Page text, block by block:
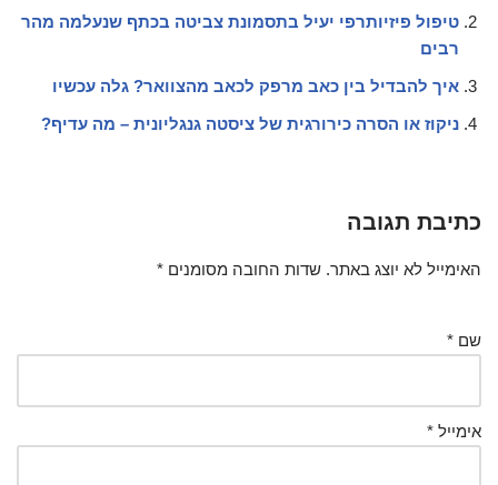
טיפול פיזיותרפי יעיל בתסמונת צביטה בכתף שנעלמה מהר
רבים
איך להבדיל בין כאב מרפק לכאב מהצוואר? גלה עכשיו
ניקוז או הסרה כירורגית של ציסטה גנגליונית – מה עדיף?
כתיבת תגובה
האימייל לא יוצג באתר. שדות החובה מסומנים *
שם *
אימייל *